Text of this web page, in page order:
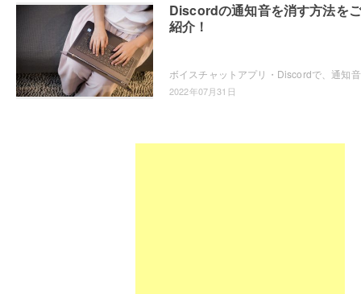
Discordの通知音を消す方法をご
紹介！
ボイスチャッ
2022年07月31日